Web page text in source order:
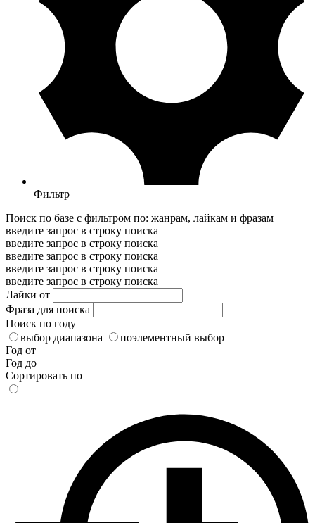
Фильтр
Поиск по базе с фильтром по: жанрам, лайкам и фразам
введите запрос в строку поиска
введите запрос в строку поиска
введите запрос в строку поиска
введите запрос в строку поиска
введите запрос в строку поиска
Лайки от
Фраза для поиска
Поиск по году
выбор диапазона
поэлементный выбор
Год от
Год до
Сортировать по